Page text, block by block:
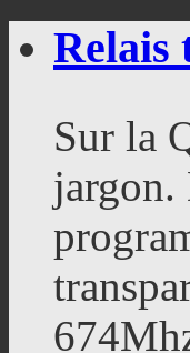
Relais
Sur la
jargon.